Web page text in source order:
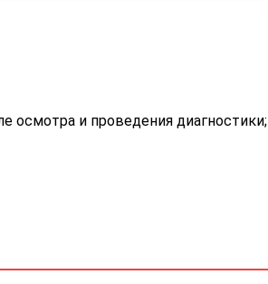
осмотра и проведения диагностики;